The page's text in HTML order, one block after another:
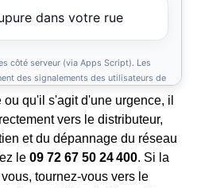
qu'il s'agit d'une urgence, il
vers le distributeur,
et du dépannage du réseau
le 09 72 67 50 24 400. Si la
tournez-vous vers le